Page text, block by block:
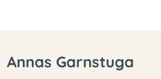
Annas Garnstuga